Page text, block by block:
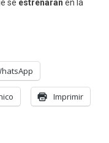
se estrenarán en la
Imprimir